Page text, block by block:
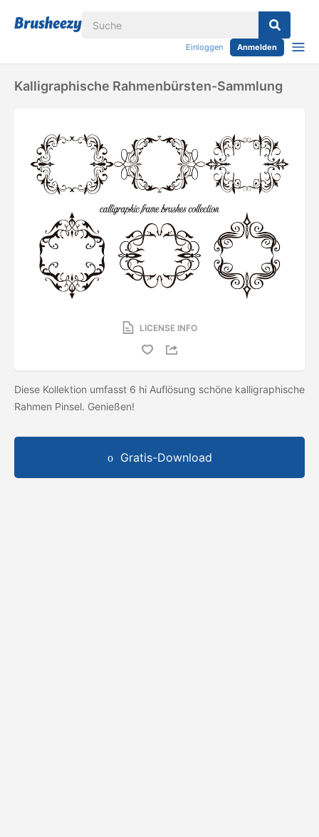
Einloggen Anmelden
Kalligraphische Rahmenbürsten-Sammlung
LICENSE INFO
Diese Kollektion umfasst 6 hi Auflösung schöne kalligraphische
Rahmen Pinsel. Genießen!
Gratis-Download